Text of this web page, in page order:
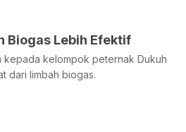
Biogas Lebih Efektif
kepada kelompok peternak Dukuh
dari limbah biogas.